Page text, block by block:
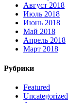
Август 2018
Июль 2018
Июнь 2018
Май 2018
Апрель 2018
Март 2018
Рубрики
Featured
Uncategorized